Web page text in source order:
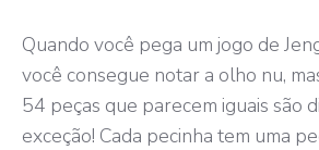
Quando você pega um jogo de
você consegue notar a olho nu,
54 peças que parecem iguais são
exceção! Cada pecinha tem uma